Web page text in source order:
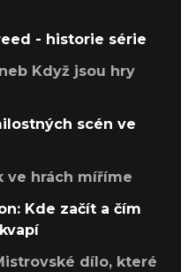
- historie série
Když jsou hry
scén ve
ve hrách míříme
Kde začít a čím
dílo, které